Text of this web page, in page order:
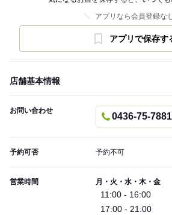
アプリなら会員登録な
アプリで保存す
店舗基本情報
お問い合わせ
0436-75-7881
予約可否 予約不可
営業時間 月・火・水・木・金
11:00 - 16:00
17:00 - 21:00